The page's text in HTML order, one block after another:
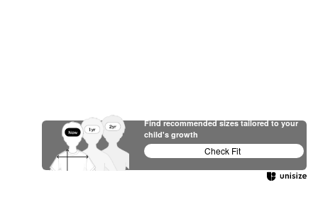
Find recommended sizes tailored to your
child's growth
Check Fit